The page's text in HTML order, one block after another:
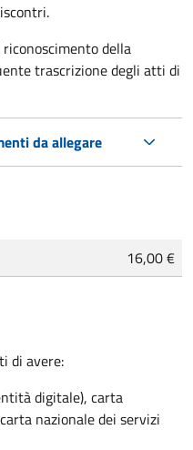
della
trascrizione degli atti di
da allegare
16,00 €
di avere:
digitale), carta
nazionale dei servizi